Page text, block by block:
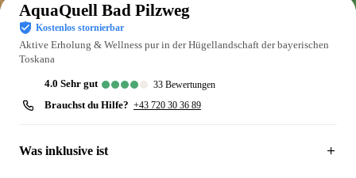
AquaQuell Bad Pilzweg
Kostenlos stornierbar
Aktive Erholung & Wellness pur in der Hügellandschaft der bayerischen
Toskana
4.0 sehr gut 33 Bewertungen
Brauchst du Hilfe? +43 720 30 36 89
Was inklusive ist